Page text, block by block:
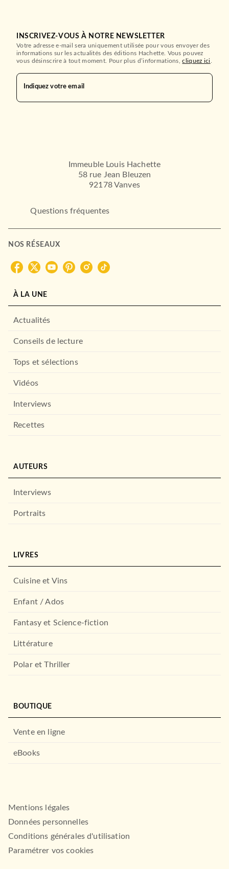
INSCRIVEZ-VOUS À NOTRE NEWSLETTER
Votre adresse e-mail sera uniquement utilisée pour vous envoyer des
informations sur les actualités des éditions Hachette. Vous pouvez
vous désinscrire à tout moment. Pour plus d’informations,cliquez ici
Indiquez votre email
Immeuble Louis Hachette
58 rue Jean Bleuzen
92178 Vanves
Questions fréquentes
NOS RÉSEAUX
À LA UNE
Actualités
Conseils de lecture
Tops et sélections
Vidéos
Interviews
Recettes
AUTEURS
Interviews
Portraits
LIVRES
Cuisine et Vins
Enfant / Ados
Fantasy et Science-fiction
Littérature
Polar et Thriller
BOUTIQUE
Vente en ligne
eBooks
Mentions légales
Données personnelles
Conditions générales d'utilisation
Paramétrer vos cookies